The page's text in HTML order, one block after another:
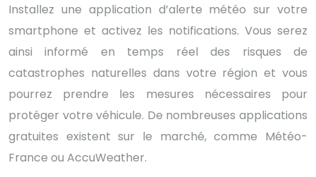
Installez une application d’alerte météo sur votre
smartphone et activez les notifications. Vous serez
ainsi informé en temps réel des risques de
catastrophes naturelles dans votre région et vous
pourrez prendre les mesures nécessaires pour
protéger votre véhicule. De nombreuses applications
gratuites existent sur le marché, comme Météo-
France ou AccuWeather.